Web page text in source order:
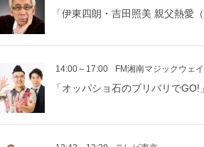
「伊東四朗・吉田照美 親父熱愛
14:00～17:00 FM湘南マジックウェ
「オッパショ石のブリバリでGO!」